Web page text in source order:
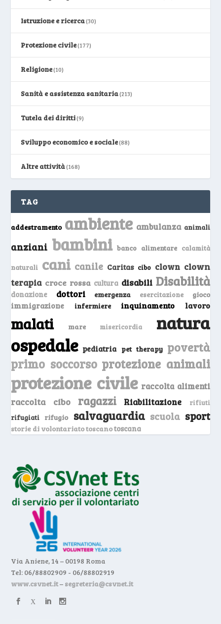
Istruzione e ricerca(30)
Protezione civile(177)
Religione(10)
Sanità e assistenza sanitaria(213)
Tutela dei diritti(9)
Sviluppo economico e sociale(88)
Altre attività(168)
TAG
addestramento ambiente ambulanza animali
anziani bambini banco alimentare calamità
naturali cani canile Caritas cibo clown clown
terapia croce rossa cultura disabili Disabilità
donazione dottori emergenza esercitazione gioco
immigrazione infermiere inquinamento lavoro
malati mare misericordia natura
ospedale pediatria pet therapy povertà
primo soccorso protezione animali
protezione civile raccolta alimenti
raccolta cibo ragazzi Riabilitazione
rifiuti
rifugiati
rifugio salvaguardia scuola sport
storie di volontariato toscanotoscana
Via Aniene, 14 – 00198 Roma
Tel: 06/88802909 - 06/88802919
www.csvnet.it– segreteria@csvnet.it